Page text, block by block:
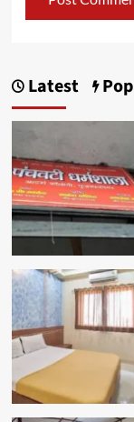
Latest